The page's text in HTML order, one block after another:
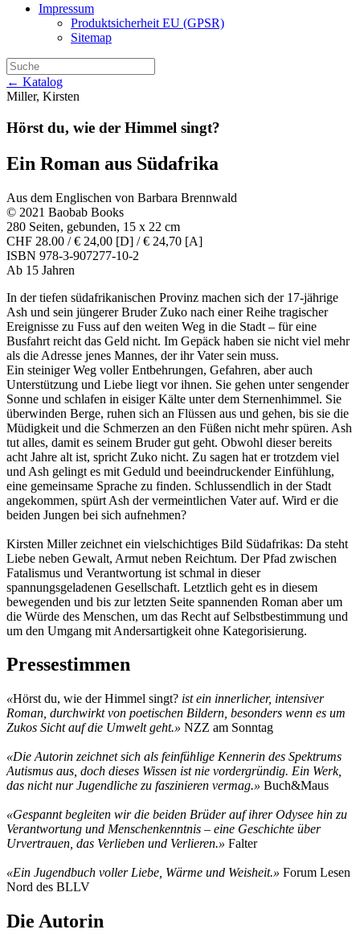
Impressum
Produktsicherheit EU (GPSR)
Sitemap
← Katalog
Miller, Kirsten
Hörst du, wie der Himmel singt?
Ein Roman aus Südafrika
Aus dem Englischen von Barbara Brennwald
© 2021 Baobab Books
280 Seiten, gebunden, 15 x 22 cm
CHF 28.00 / € 24,00 [D] / € 24,70 [A]
ISBN 978-3-907277-10-2
Ab 15 Jahren
In der tiefen südafrikanischen Provinz machen sich der 17-jährige
Ash und sein jüngerer Bruder Zuko nach einer Reihe tragischer
Ereignisse zu Fuss auf den weiten Weg in die Stadt – für eine
Busfahrt reicht das Geld nicht. Im Gepäck haben sie nicht viel mehr
als die Adresse jenes Mannes, der ihr Vater sein muss.
Ein steiniger Weg voller Entbehrungen, Gefahren, aber auch
Unterstützung und Liebe liegt vor ihnen. Sie gehen unter sengender
Sonne und schlafen in eisiger Kälte unter dem Sternenhimmel. Sie
überwinden Berge, ruhen sich an Flüssen aus und gehen, bis sie die
Müdigkeit und die Schmerzen an den Füßen nicht mehr spüren. Ash
tut alles, damit es seinem Bruder gut geht. Obwohl dieser bereits
acht Jahre alt ist, spricht Zuko nicht. Zu sagen hat er trotzdem viel
und Ash gelingt es mit Geduld und beeindruckender Einfühlung,
eine gemeinsame Sprache zu finden. Schlussendlich in der Stadt
angekommen, spürt Ash der vermeintlichen Vater auf. Wird er die
beiden Jungen bei sich aufnehmen?
Kirsten Miller zeichnet ein vielschichtiges Bild Südafrikas: Da steht
Liebe neben Gewalt, Armut neben Reichtum. Der Pfad zwischen
Fatalismus und Verantwortung ist schmal in dieser
spannungsgeladenen Gesellschaft. Letztlich geht es in diesem
bewegenden und bis zur letzten Seite spannenden Roman aber um
die Würde des Menschen, um das Recht auf Selbstbestimmung und
um den Umgang mit Andersartigkeit ohne Kategorisierung.
Pressestimmen
«Hörst du, wie der Himmel singt? ist ein innerlicher, intensiver
Roman, durchwirkt von poetischen Bildern, besonders wenn es um
Zukos Sicht auf die Umwelt geht.» NZZ am Sonntag
«Die Autorin zeichnet sich als feinfühlige Kennerin des Spektrums
Autismus aus, doch dieses Wissen ist nie vordergründig. Ein Werk,
das nicht nur Jugendliche zu faszinieren vermag.» Buch&Maus
«Gespannt begleiten wir die beiden Brüder auf ihrer Odysee hin zu
Verantwortung und Menschenkenntnis – eine Geschichte über
Urvertrauen, das Verlieben und Verlieren.» Falter
«Ein Jugendbuch voller Liebe, Wärme und Weisheit.» Forum Lesen
Nord des BLLV
Die Autorin